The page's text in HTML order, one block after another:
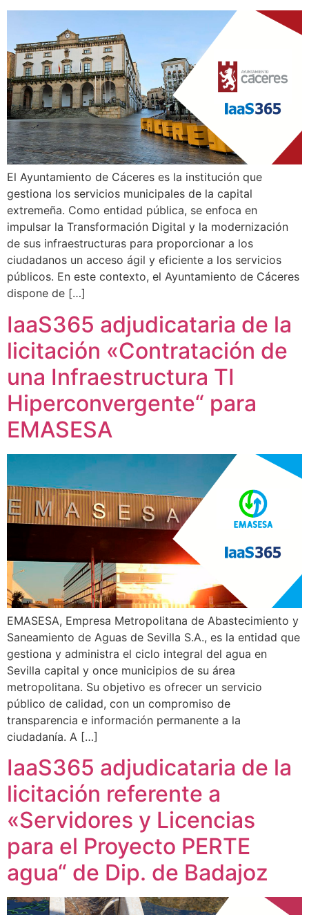
El Ayuntamiento de Cáceres es la institución que
gestiona los servicios municipales de la capital
extremeña. Como entidad pública, se enfoca en
impulsar la Transformación Digital y la modernización
de sus infraestructuras para proporcionar a los
ciudadanos un acceso ágil y eficiente a los servicios
públicos. En este contexto, el Ayuntamiento de Cáceres
dispone de […]
IaaS365 adjudicataria de la
licitación «Contratación de
una Infraestructura TI
Hiperconvergente“ para
EMASESA
EMASESA, Empresa Metropolitana de Abastecimiento y
Saneamiento de Aguas de Sevilla S.A., es la entidad que
gestiona y administra el ciclo integral del agua en
Sevilla capital y once municipios de su área
metropolitana. Su objetivo es ofrecer un servicio
público de calidad, con un compromiso de
transparencia e información permanente a la
ciudadanía. A […]
IaaS365 adjudicataria de la
licitación referente a
«Servidores y Licencias
para el Proyecto PERTE
agua“ de Dip. de Badajoz